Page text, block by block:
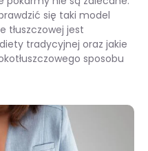
się taki model
tłuszczowej jest
tradycyjnej oraz jakie
sposobu